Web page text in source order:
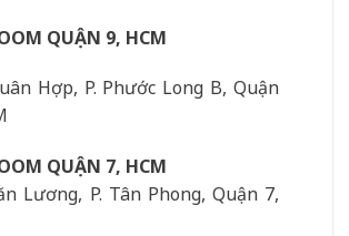
QUẬN 9, HCM
Hợp, P. Phước Long B, Quận
QUẬN 7, HCM
Lương, P. Tân Phong, Quận 7,